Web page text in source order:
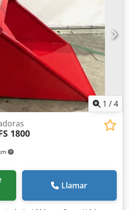
a la derecha y a la izquierda
de la cuchara aprox. 1200
aprox. 1500 mm Altura de
Bolsillos de entrada 70 mm x
kg Capacidad aprox. 900 l.
recubrimiento en polvo
1 /4
1800
Llamar